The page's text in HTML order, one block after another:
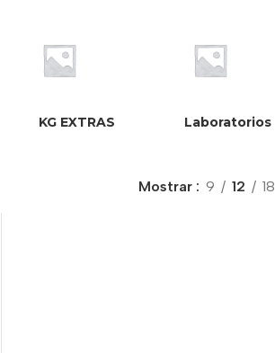
KG EXTRAS Laboratorios
Mostrar 9 12 18